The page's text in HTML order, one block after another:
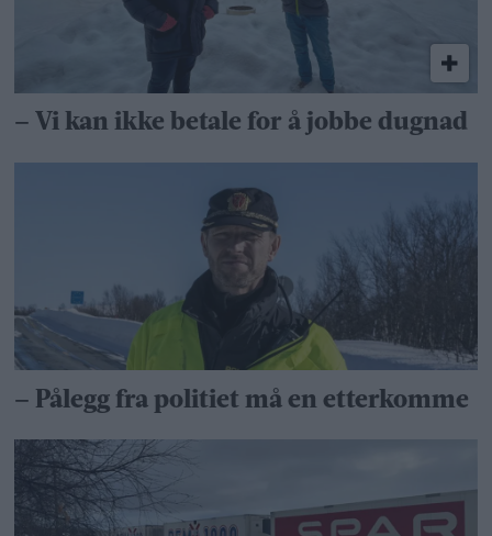
– Vi kan ikke betale for å jobbe dugnad
– Pålegg fra politiet må en etterkomme